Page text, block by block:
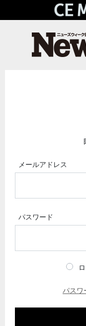
メールアドレス
パスワード
パスワ